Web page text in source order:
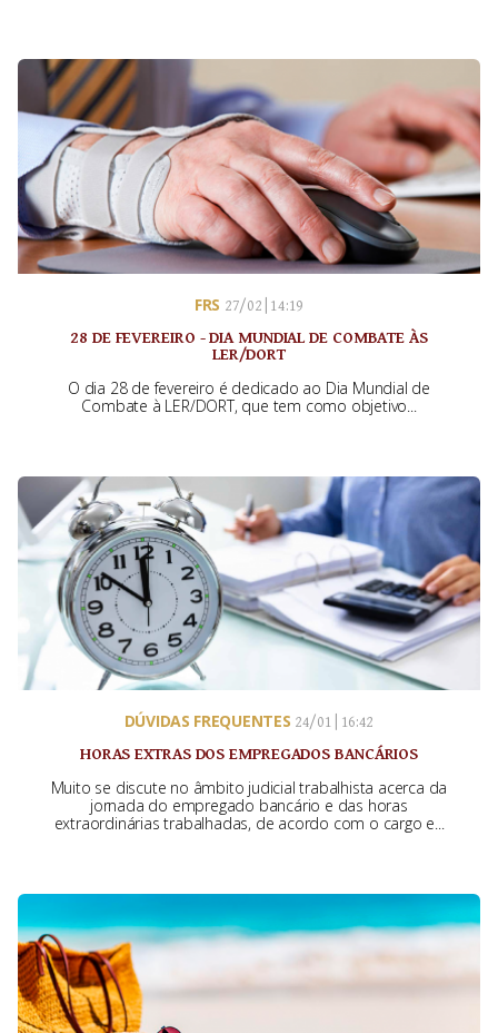
FRS 27/02 | 14:19
28 DE FEVEREIRO - DIA MUNDIAL DE COMBATE ÀS
LER/DORT
O dia 28 de fevereiro é dedicado ao Dia Mundial de
Combate à LER/DORT, que tem como objetivo...
DÚVIDAS FREQUENTES 24/01 | 16:42
HORAS EXTRAS DOS EMPREGADOS BANCÁRIOS
Muito se discute no âmbito judicial trabalhista acerca da
jornada do empregado bancário e das horas
extraordinárias trabalhadas, de acordo com o cargo e...